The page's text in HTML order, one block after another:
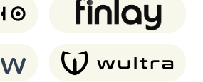
Finlay
Wultra